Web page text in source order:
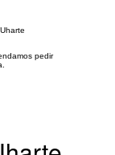
pedir